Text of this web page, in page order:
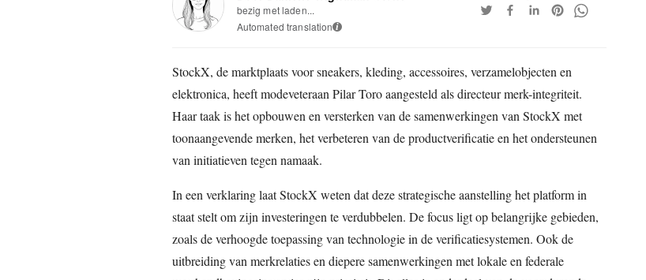
bezig met laden...
Automated translation i
StockX, de marktplaats voor sneakers, kleding, accessoires, verzamelobjecten en
elektronica, heeft modeveteraan Pilar Toro aangesteld als directeur merk-integriteit.
Haar taak is het opbouwen en versterken van de samenwerkingen van StockX met
toonaangevende merken, het verbeteren van de productverificatie en het ondersteunen
van initiatieven tegen namaak.
In een verklaring laat StockX weten dat deze strategische aanstelling het platform in
staat stelt om zijn investeringen te verdubbelen. De focus ligt op belangrijke gebieden,
zoals de verhoogde toepassing van technologie in de verificatiesystemen. Ook de
uitbreiding van merkrelaties en diepere samenwerkingen met lokale en federale